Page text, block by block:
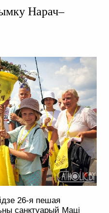
Нарач–
26-я пешая
санктуарый Маці